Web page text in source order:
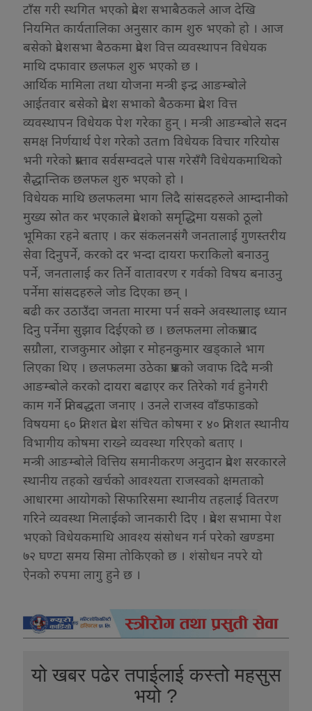
टाँस गरी स्थगित भएको प्रदेश सभाबैठकले आज देखि
नियमित कार्यतालिका अनुसार काम शुरु भएको हो । आज
बसेको प्रदेशसभा बैठकमा प्रदेश वित्त व्यवस्थापन विधेयक
माथि दफावार छलफल शुरु भएको छ ।
आर्थिक मामिला तथा योजना मन्त्री इन्द्र आङम्बोले
आईतवार बसेको प्रदेश सभाको बैठकमा प्रदेश वित्त
व्यवस्थापन विधेयक पेश गरेका हुन् । मन्त्री आङम्बोले सदन
समक्ष निर्णयार्थ पेश गरेको उतm विधेयक विचार गरियोस
भनी गरेको प्रस्ताव सर्वसम्वदले पास गरेसँगै विधेयकमाथिको
सैद्धान्तिक छलफल शुरु भएको हो ।
विधेयक माथि छलफलमा भाग लिदै सांसदहरुले आम्दानीको
मुख्य स्रोत कर भएकाले प्रदेशको समृद्धिमा यसको ठूलो
भूमिका रहने बताए । कर संकलनसंगै जनतालाई गुणस्तरीय
सेवा दिनुपर्ने, करको दर भन्दा दायरा फराकिलो बनाउनु
पर्ने, जनतालाई कर तिर्ने वातावरण र गर्वको विषय बनाउनु
पर्नेमा सांसदहरुले जोड दिएका छन् ।
बढी कर उठाउँदा जनता मारमा पर्न सक्ने अवस्थालाइ ध्यान
दिनु पर्नेमा सुझाव दिईएको छ । छलफलमा लोकप्रसाद
सग्रौला, राजकुमार ओझा र मोहनकुमार खड्काले भाग
लिएका थिए । छलफलमा उठेका प्रश्नको जवाफ दिदै मन्त्री
आङम्बोले करको दायरा बढाएर कर तिरेको गर्व हुनेगरी
काम गर्ने प्रतिबद्धता जनाए । उनले राजस्व वाँडफाडको
विषयमा ६० प्रतिशत प्रदेश संचित कोषमा र ४० प्रतिशत स्थानीय
विभागीय कोषमा राख्ने व्यवस्था गरिएको बताए ।
मन्त्री आङम्बोले वित्तिय समानीकरण अनुदान प्रदेश सरकारले
स्थानीय तहको खर्चको आवश्यता राजस्वको क्षमताको
आधारमा आयोगको सिफारिसमा स्थानीय तहलाई वितरण
गरिने व्यवस्था मिलाईको जानकारी दिए । प्रदेश सभामा पेश
भएको विधेयकमाथि आवश्य संसोधन गर्न परेको खण्डमा
७२ घण्टा समय सिमा तोकिएको छ । शंसोधन नपरे यो
ऐनको रुपमा लागु हुने छ ।
यो खबर पढेर तपाईलाई कस्तो महसुस
भयो ?